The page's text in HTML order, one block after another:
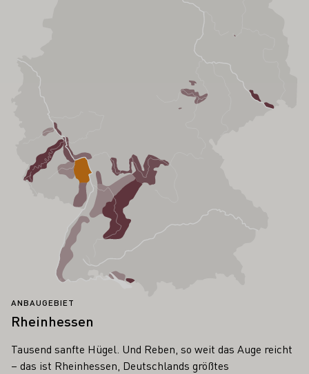
ANBAUGEBIET
Rheinhessen
Tausend sanfte Hügel. Und Reben, so weit das Auge reicht
– das ist Rheinhessen, Deutschlands größtes